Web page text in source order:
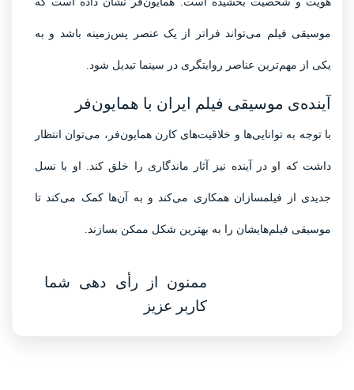
موسیقی فیلم می‌تواند فراتر از یک عنصر پس‌زمینه باشد و به
یکی از مهم‌ترین عناصر روایتگری در سینما تبدیل شود.
آینده‌ی موسیقی فیلم ایران با همایون‌فر
با توجه به توانایی‌ها و خلاقیت‌های کارن همایون‌فر، می‌توان انتظار
داشت که او در آینده نیز آثار ماندگاری را خلق کند. او با نسل
جدیدی از فیلمسازان همکاری می‌کند و به آن‌ها کمک می‌کند تا
موسیقی فیلم‌هایشان را به بهترین شکل ممکن بسازند.
ممنون از رأی دهی شما
کاربر عزیز